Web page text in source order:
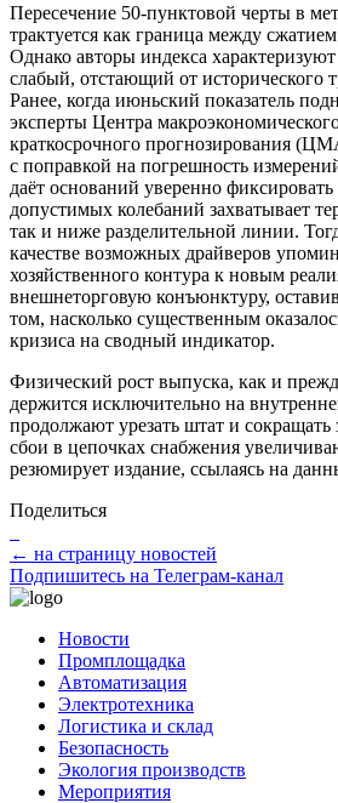
Пересечение 50-пунктовой черты в
трактуется как граница между
Однако авторы индекса
слабый, отстающий от исторического
Ранее, когда июньский показатель
эксперты Центра
краткосрочного прогнозирования
с поправкой на погрешность
даёт оснований уверенно
допустимых колебаний захватывает
так и ниже разделительной линии.
качестве возможных драйверов
хозяйственного контура к новым
внешнеторговую конъюнктуру,
том, насколько существенным
кризиса на сводный индикатор.
Физический рост выпуска, как и
держится исключительно на
продолжают урезать штат и сокращать
сбои в цепочках снабжения
резюмирует издание, ссылаясь на
Поделиться
← на страницу новостей
Подпишитесь на Телеграм-канал
Новости
Промплощадка
Автоматизация
Электротехника
Логистика и склад
Безопасность
Экология производств
Мероприятия